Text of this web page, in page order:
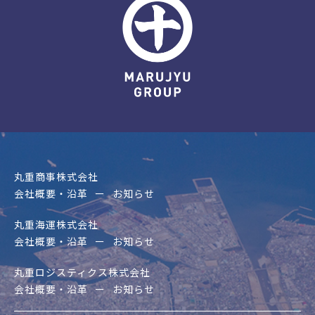
丸重商事株式会社
会社概要・沿革
お知らせ
丸重海運株式会社
会社概要・沿革
お知らせ
丸重ロジスティクス株式会社
会社概要・沿革
お知らせ